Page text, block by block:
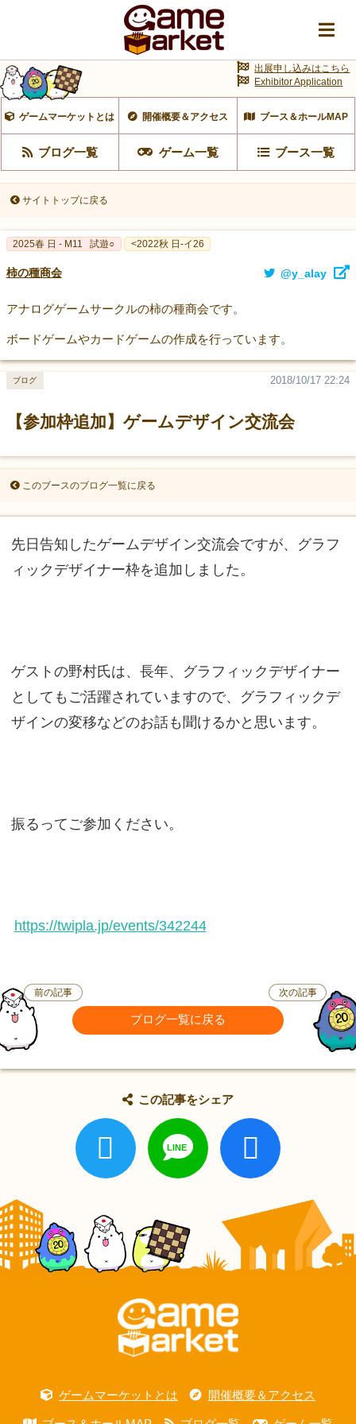
ゲームマーケットとは 開催概要＆アクセス ブース＆ホールMAP
ブログ一覧 ゲーム一覧 ブース一覧
出展申し込みはこちら
Exhibitor Application
サイトトップに戻る
2025春 日 - M11 試遊○ <2022秋 日-イ26
柿の種商会 @y_alay
アナログゲームサークルの柿の種商会です。
ボードゲームやカードゲームの作成を行っています。
【参加枠追加】ゲームデザイン交流会
2018/10/17 22:24
ブログ
このブースのブログ一覧に戻る
先日告知したゲームデザイン交流会ですが、グラフ
ィックデザイナー枠を追加しました。
ゲストの野村氏は、長年、グラフィックデザイナー
としてもご活躍されていますので、グラフィックデ
ザインの変移などのお話も聞けるかと思います。
振るってご参加ください。
https://twipla.jp/events/342244
前の記事
ブログ一覧に戻る
次の記事
この記事をシェア
ゲームマーケットとは 開催概要＆アクセス